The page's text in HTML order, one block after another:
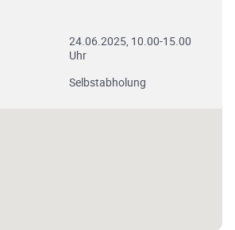
24.06.2025, 10.00-15.00
Uhr
Selbstabholung